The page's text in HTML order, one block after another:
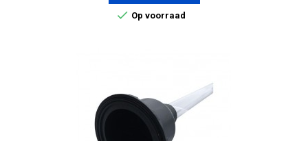
 Op voorraad